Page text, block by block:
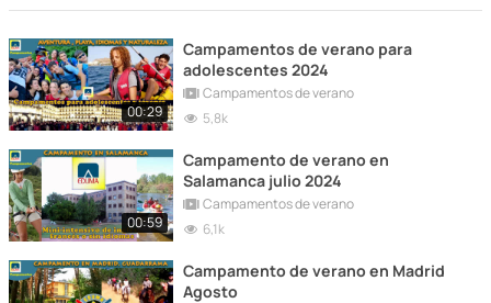
00:29
Campamentos de verano para
adolescentes 2024
Campamentos de verano
5,8k
00:59
Campamento de verano en
Salamanca julio 2024
Campamentos de verano
6,1k
Campamento de verano en Madrid
Agosto